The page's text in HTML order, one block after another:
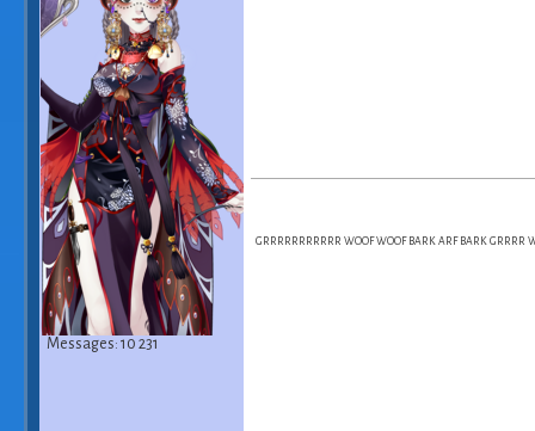
Messages: 10 231
GRRRRRRRRRRR WOOF WOOF BARK ARF BARK GRRRR